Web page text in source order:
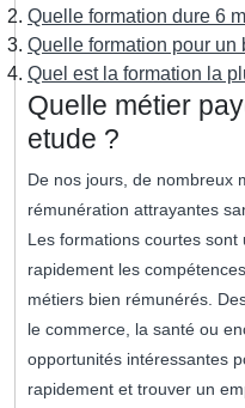
Quelle formation dure 6
Quelle formation pour un
Quel est la formation la
Quelle métier
etude ?
De nos jours, de nombreux
rémunération attrayantes
Les formations courtes sont
rapidement les
métiers bien rémunérés.
le commerce, la santé ou
opportunités intéressantes
rapidement et trouver un